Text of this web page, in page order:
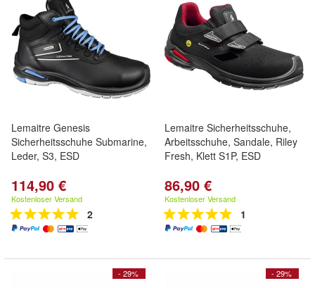
Lemaitre Genesis
Sicherheitsschuhe Submarine,
Leder, S3, ESD
114,90 €
Kostenloser Versand
2
Lemaitre Sicherheitsschuhe,
Arbeitsschuhe, Sandale, Riley
Fresh, Klett S1P, ESD
86,90 €
Kostenloser Versand
1
- 29% - 29%